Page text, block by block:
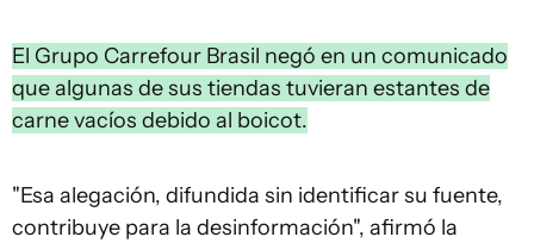
El Grupo Carrefour Brasil negó en un comunicado
que algunas de sus tiendas tuvieran estantes de
carne vacíos debido al boicot.
"Esa alegación, difundida sin identificar su fuente,
contribuye para la desinformación", afirmó la